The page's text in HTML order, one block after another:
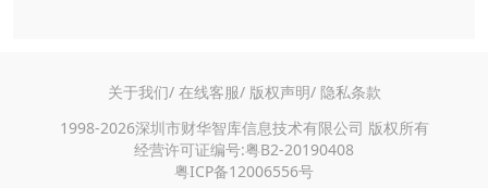
关于我们/ 在线客服/ 版权声明/ 隐私条款
1998-2026深圳市财华智库信息技术有限公司 版权所有
经营许可证编号:粤B2-20190408
粤ICP备12006556号